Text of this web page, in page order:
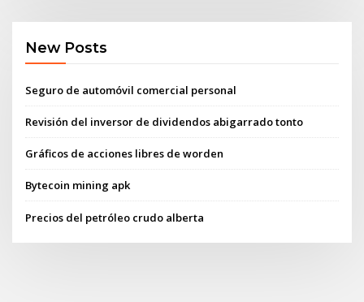
New Posts
Seguro de automóvil comercial personal
Revisión del inversor de dividendos abigarrado tonto
Gráficos de acciones libres de worden
Bytecoin mining apk
Precios del petróleo crudo alberta